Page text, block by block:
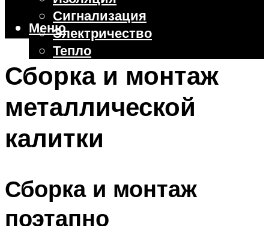
Сигнализация
Электричество
Тепло
Крыша
Ворота
Меню
Сборка и монтаж
металлической
калитки
Сборка и монтаж
поэтапно